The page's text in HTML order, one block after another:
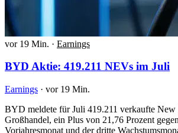
vor 19 Min. · Earnings
BYD Aktie: 419.211 NEVs im Juli
Earnings · vor 19 Min.
BYD meldete für Juli 419.211 verkaufte New
Großhandel, ein Plus von 21,76 Prozent
Vorjahresmonat und der dritte